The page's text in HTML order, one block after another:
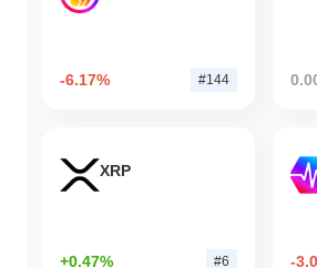
-6.17% #144
XRP
+0.47% #6 -